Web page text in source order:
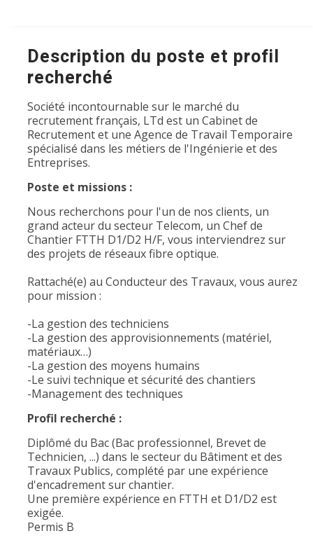
Description du poste et profil
recherché
Société incontournable sur le marché du
recrutement français, LTd est un Cabinet de
Recrutement et une Agence de Travail Temporaire
spécialisé dans les métiers de l'Ingénierie et des
Entreprises.
Poste et missions :
Nous recherchons pour l'un de nos clients, un
grand acteur du secteur Telecom, un Chef de
Chantier FTTH D1/D2 H/F, vous interviendrez sur
des projets de réseaux fibre optique.
Rattaché(e) au Conducteur des Travaux, vous aurez
pour mission :
-La gestion des techniciens
-La gestion des approvisionnements (matériel,
matériaux…)
-La gestion des moyens humains
-Le suivi technique et sécurité des chantiers
-Management des techniques
Profil recherché :
Diplômé du Bac (Bac professionnel, Brevet de
Technicien, ...) dans le secteur du Bâtiment et des
Travaux Publics, complété par une expérience
d'encadrement sur chantier.
Une première expérience en FTTH et D1/D2 est
exigée.
Permis B